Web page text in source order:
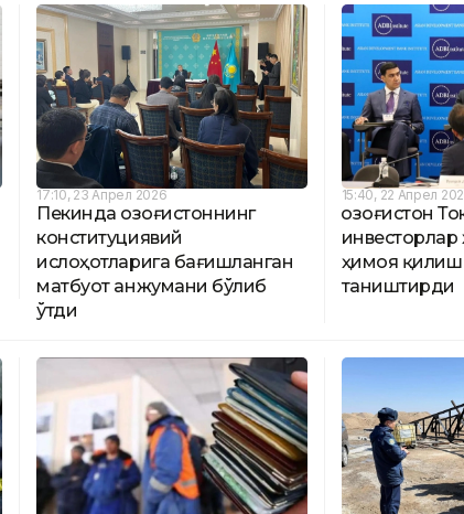
17:10, 23 Апрел 2026
Пекинда Қозоғистоннинг
конституциявий
ислоҳотларига бағишланган
матбуот анжумани бўлиб
ўтди
15:40, 22 Апрел
Қозоғистон
инвесторлар
ҳимоя
таништирди